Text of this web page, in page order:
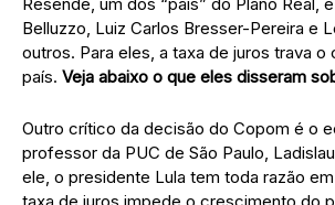
Resende, um dos “pais” do Plano Real,
Belluzzo, Luiz Carlos Bresser-Pereira e
outros. Para eles, a taxa de juros trava
país. Veja abaixo o que eles disseram
Outro crítico da decisão do Copom é o
professor da PUC de São Paulo,
ele, o presidente Lula tem toda razão